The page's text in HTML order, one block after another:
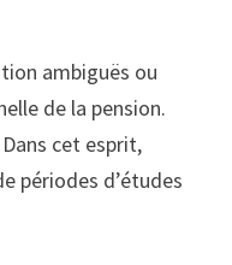
ambiguës ou
de la pension.
cet esprit,
périodes d’études